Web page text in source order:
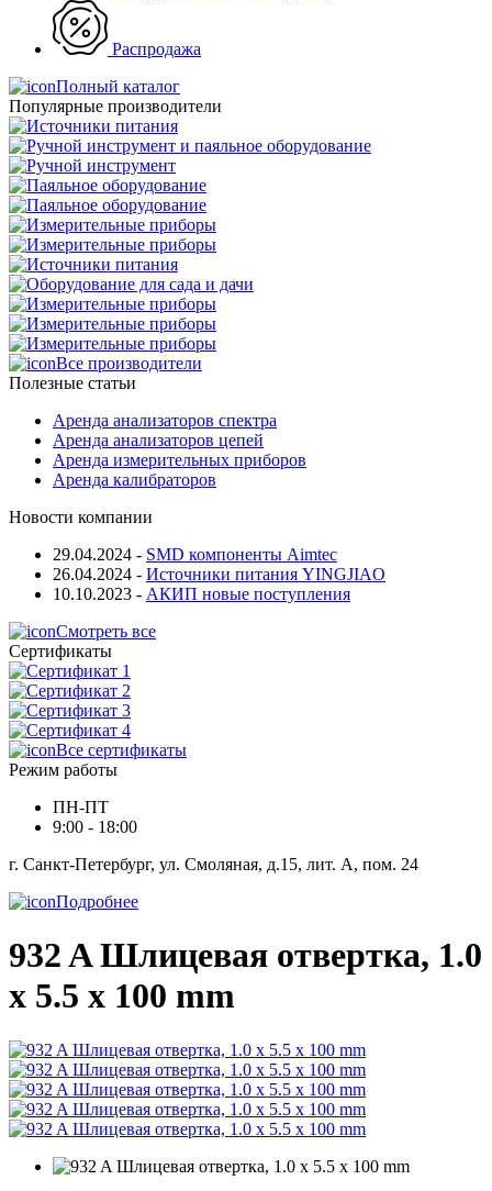
Распродажа
Полный каталог
Популярные производители
Все производители
Полезные статьи
Аренда анализаторов спектра
Аренда анализаторов цепей
Аренда измерительных приборов
Аренда калибраторов
Новости компании
29.04.2024 - SMD компоненты Aimtec
26.04.2024 - Источники питания YINGJIAO
10.10.2023 - АКИП новые поступления
Смотреть все
Сертификаты
Все сертификаты
Режим работы
ПН-ПТ
9:00 - 18:00
г. Санкт-Петербург, ул. Смоляная, д.15, лит. А, пом. 24
Подробнее
932 A Шлицевая отвертка, 1.0
x 5.5 x 100 mm